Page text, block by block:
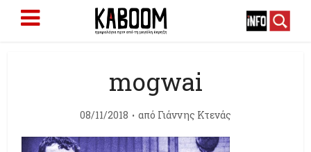
mogwai
08/11/2018 από Γιάννης Κτενάς